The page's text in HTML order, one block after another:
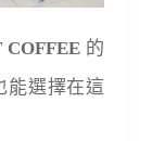
COFFEE 的
能選擇在這